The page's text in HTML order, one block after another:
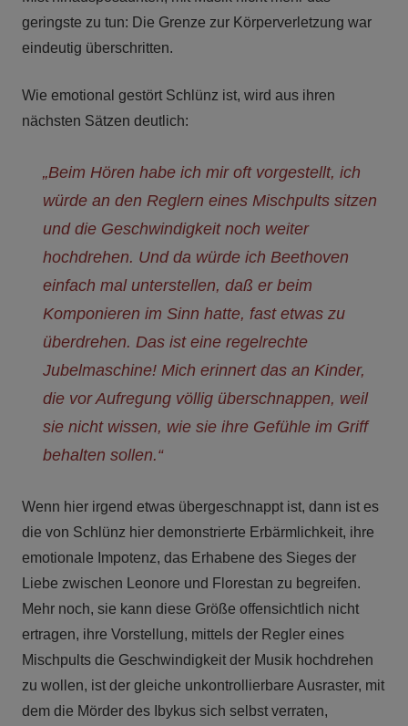
geringste zu tun: Die Grenze zur Körperverletzung war
eindeutig überschritten.
Wie emotional gestört Schlünz ist, wird aus ihren
nächsten Sätzen deutlich:
„Beim Hören habe ich mir oft vorgestellt, ich
würde an den Reglern eines Mischpults sitzen
und die Geschwindigkeit noch weiter
hochdrehen. Und da würde ich Beethoven
einfach mal unterstellen, daß er beim
Komponieren im Sinn hatte, fast etwas zu
überdrehen. Das ist eine regelrechte
Jubelmaschine! Mich erinnert das an Kinder,
die vor Aufregung völlig überschnappen, weil
sie nicht wissen, wie sie ihre Gefühle im Griff
behalten sollen.“
Wenn hier irgend etwas übergeschnappt ist, dann ist es
die von Schlünz hier demonstrierte Erbärmlichkeit, ihre
emotionale Impotenz, das Erhabene des Sieges der
Liebe zwischen Leonore und Florestan zu begreifen.
Mehr noch, sie kann diese Größe offensichtlich nicht
ertragen, ihre Vorstellung, mittels der Regler eines
Mischpults die Geschwindigkeit der Musik hochdrehen
zu wollen, ist der gleiche unkontrollierbare Ausraster, mit
dem die Mörder des Ibykus sich selbst verraten,